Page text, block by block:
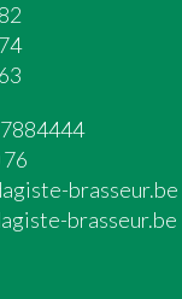
brasseur.be
brasseur.be